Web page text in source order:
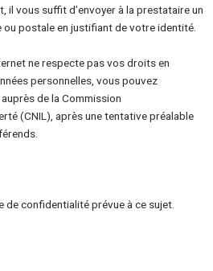
il vous suffit d’envoyer à la prestataire un
ou postale en justifiant de votre identité.
ne respecte pas vos droits en
personnelles, vous pouvez
de la Commission
(CNIL), après une tentative préalable
confidentialité prévue à ce sujet.